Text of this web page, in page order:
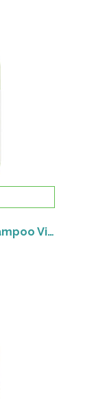
Antica Erboristeria Shampoo Vitalità, Multifrutta 250 ml